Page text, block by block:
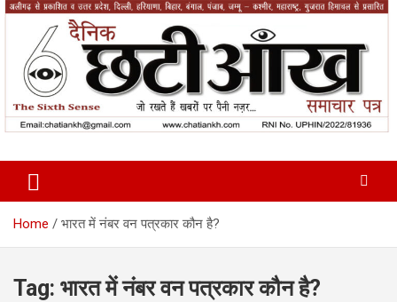
Skip
content
Chatiankh
Home भारत में नंबर वन पत्रकार कौन है?
Tag: भारत में नंबर वन पत्रकार कौन है?